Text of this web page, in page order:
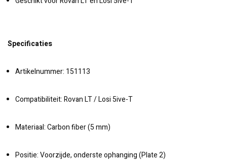
Specificaties
Artikelnummer: 151113
Compatibiliteit: Rovan LT / Losi 5ive-T
Materiaal: Carbon fiber (5 mm)
Positie: Voorzijde, onderste ophanging (Plate 2)